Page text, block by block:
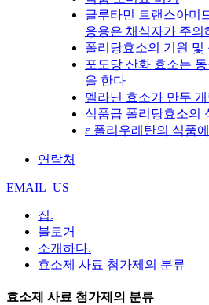
글루타민 트랜스아미
응용은 채식자가 주의
폴리당효소의 기원 및
포도당 산화 효소는
을 한다
멜라닌 효소가 만두
식품급 폴리당효소의
ε 폴리우레탄의 식품
연락처
EMAIL_US
집.
블로거
소개하다.
효소제 사료 첨가제의 분류
효소제 사료 첨가제의 분류